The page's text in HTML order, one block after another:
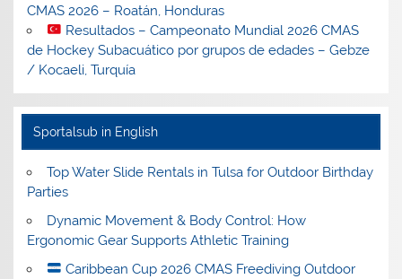
CMAS 2026 – Roatán, Honduras
Resultados – Campeonato Mundial 2026 CMAS
de Hockey Subacuático por grupos de edades – Gebze
/ Kocaeli, Turquía
Sportalsub in English
Top Water Slide Rentals in Tulsa for Outdoor Birthday
Parties
Dynamic Movement & Body Control: How
Ergonomic Gear Supports Athletic Training
Caribbean Cup 2026 CMAS Freediving Outdoor